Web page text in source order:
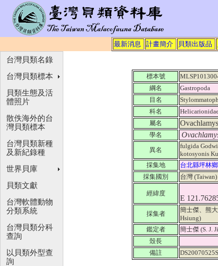
最新消息 計畫簡介 貝類出版品
標本號
綱名
Gastropoda
目名
科名
屬名
學名
異名
fulgida
kotosyonis
採集地
台北縣坪林
採集國別
台灣
經緯度
E
採集者
簡士傑、熊大
Hsiung)
鑑定者
簡士傑 (S. J.
殼長
備註
台灣貝類名錄
台灣貝類標本
貝類生態及活
體照片
散佚海外的台
灣貝類標本
台灣貝類新種
及新紀錄種
世界貝庫
貝類文獻
台灣軟體動物
分類系統
台灣貝類分科
查詢
以貝類外型查
詢